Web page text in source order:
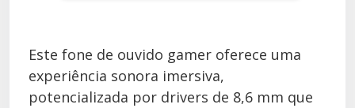
Este fone de ouvido gamer oferece uma
experiência sonora imersiva,
potencializada por drivers de 8,6 mm que